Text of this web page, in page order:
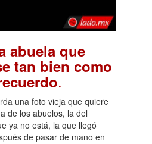
abuela que
tan bien como
.
una foto vieja que quiere
de los abuelos, la del
ya no está, la que llegó
de pasar de mano en